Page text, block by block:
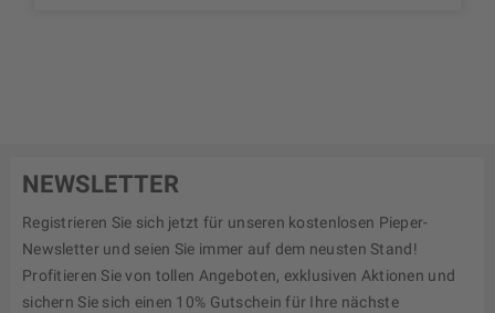
NEWSLETTER
Registrieren Sie sich jetzt für unseren kostenlosen Pieper-
Newsletter und seien Sie immer auf dem neusten Stand!
Profitieren Sie von tollen Angeboten, exklusiven Aktionen und
sichern Sie sich einen 10% Gutschein für Ihre nächste